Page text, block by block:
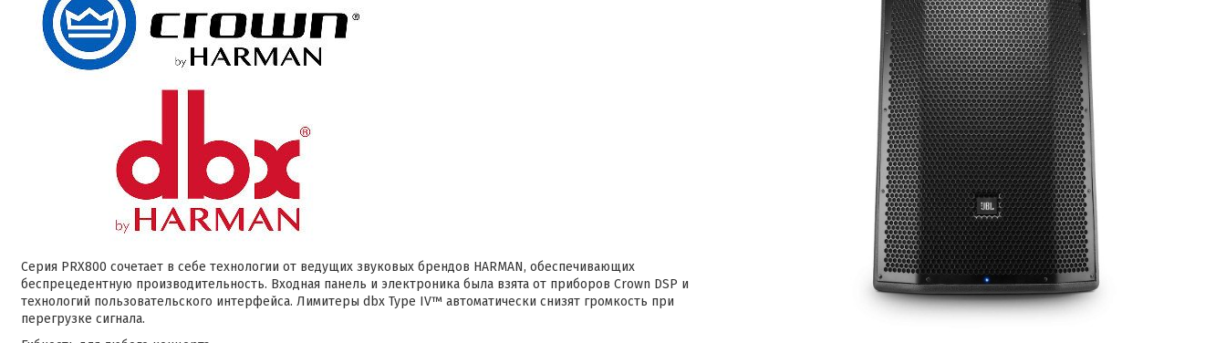
Серия PRX800 сочетает в себе технологии от ведущих звуковых брендов HARMAN, обеспечивающих
беспрецедентную производительность. Входная панель и электроника была взята от приборов Crown DSP и
технологий пользовательского интерфейса. Лимитеры dbx Type IV™ автоматически снизят громкость при
перегрузке сигнала.